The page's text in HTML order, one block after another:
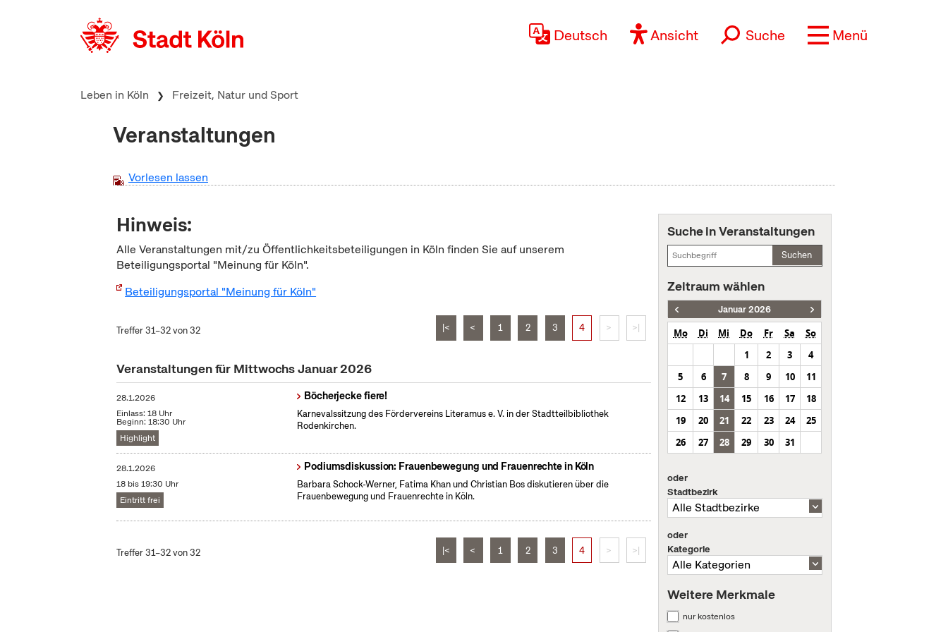
Deutsch Ansicht Suche Menü
Leben in Köln Freizeit, Natur und Sport
Veranstaltungen
Vorlesen lassen
Hinweis:
Alle Veranstaltungen mit/zu Öffentlichkeitsbeteiligungen in Köln finden Sie auf unserem
Beteiligungsportal "Meinung für Köln".
Beteiligungsportal "Meinung für Köln"
Treffer 31–32 von 32 |< < 1 2 3 4 > >|
Veranstaltungen für Mittwochs Januar 2026
28.1.2026
Einlass: 18 Uhr
Beginn: 18:30 Uhr
Highlight
Böcherjecke fiere!
Karnevalssitzung des Fördervereins Literamus e. V. in der Stadtteilbibliothek
Rodenkirchen.
28.1.2026
18 bis 19:30 Uhr
Eintritt frei
Podiumsdiskussion: Frauenbewegung und Frauenrechte in Köln
Barbara Schock-Werner, Fatima Khan und Christian Bos diskutieren über die
Frauenbewegung und Frauenrechte in Köln.
Treffer 31–32 von 32 |< < 1 2 3 4 > >|
Suche in Veranstaltungen
Suchen
Zeitraum wählen
Januar 2026
Mo Di Mi Do Fr Sa
So
1
2 3
4
5
6 7 8 9 10
11
12
13 14 15 16 17
18
19
20 21 22 23 24
25
26
27 28 29 30 31
oder
Stadtbezirk
oder
Kategorie
Weitere Merkmale
nur kostenlos